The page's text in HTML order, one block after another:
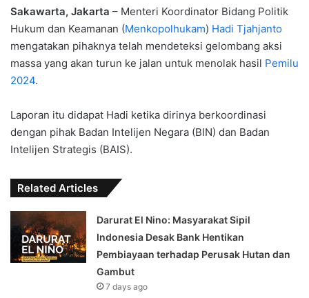
Sakawarta, Jakarta – Menteri Koordinator Bidang Politik
Hukum dan Keamanan (Menkopolhukam) Hadi Tjahjanto
mengatakan pihaknya telah mendeteksi gelombang aksi
massa yang akan turun ke jalan untuk menolak hasil Pemilu
2024.
Laporan itu didapat Hadi ketika dirinya berkoordinasi
dengan pihak Badan Intelijen Negara (BIN) dan Badan
Intelijen Strategis (BAIS).
Related Articles
Darurat El Nino: Masyarakat Sipil
Indonesia Desak Bank Hentikan
Pembiayaan terhadap Perusak Hutan dan
Gambut
7 days ago